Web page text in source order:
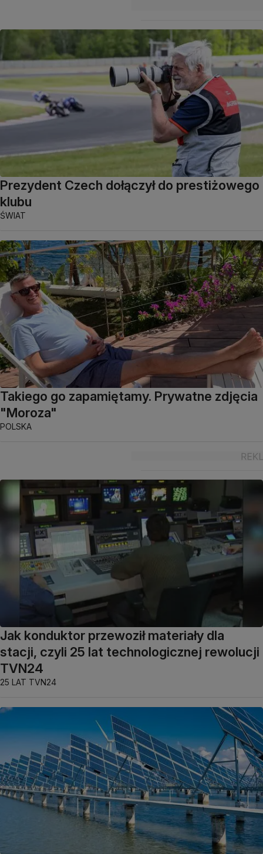
Prezydent Czech dołączył do prestiżowego
klubu
ŚWIAT
Takiego go zapamiętamy. Prywatne zdjęcia
"Moroza"
POLSKA
Jak konduktor przewoził materiały dla
stacji, czyli 25 lat technologicznej rewolucji
TVN24
25 LAT TVN24